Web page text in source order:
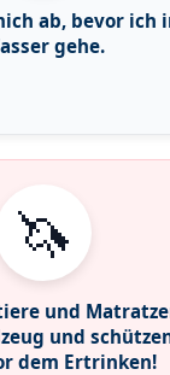
ab, bevor ich
gehe.
🦄
und
und
dem Ertrinken!